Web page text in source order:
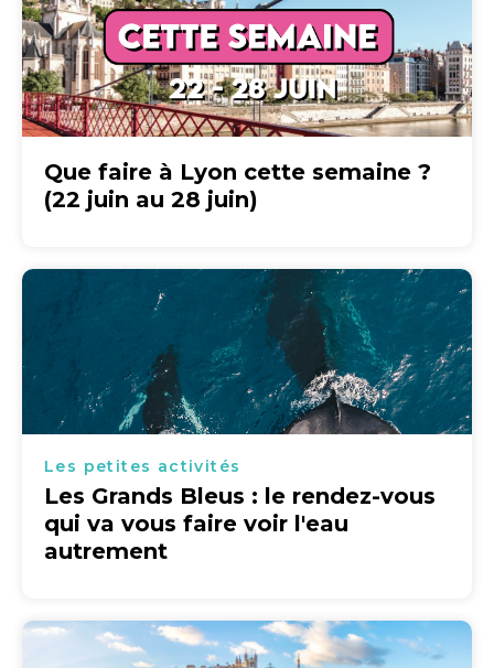
Que faire à Lyon cette semaine ?
(22 juin au 28 juin)
Les petites activités
Les Grands Bleus : le rendez-vous
qui va vous faire voir l'eau
autrement